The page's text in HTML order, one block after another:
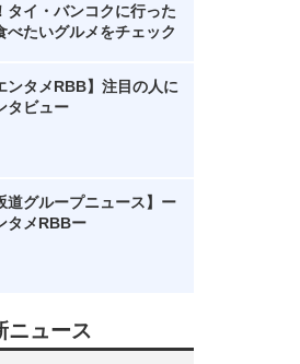
タイ・バンコクに行った
べたいグルメをチェック
ンタメRBB】注目の人に
タビュー
道グループニュース】ー
タメRBBー
ニュース